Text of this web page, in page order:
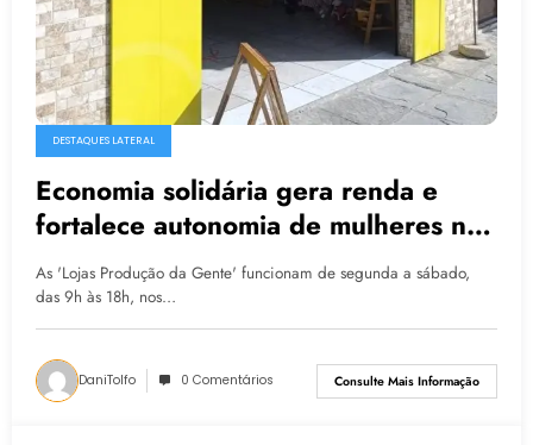
DESTAQUES LATERAL
Economia solidária gera renda e
fortalece autonomia de mulheres no
RS
As 'Lojas Produção da Gente' funcionam de segunda a sábado,
das 9h às 18h, nos…
DaniTolfo 0 Comentários Consulte Mais Informação